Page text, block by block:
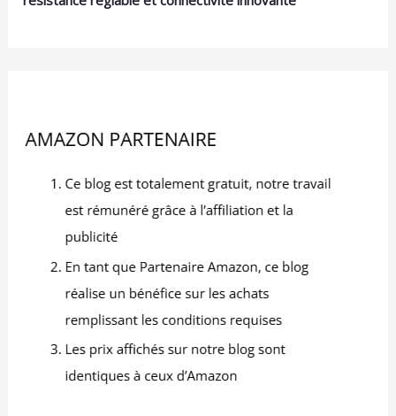
Design idéal pour petit appartement, destiné à
l'entraînement individuel à
principaux atouts d'équipements de fitness à
domicile ISE, répondant ainsi au problème majeur
du manque d'espace de rangement. Grâce à sa
technologie de pliage simple et rapide, il prend
gagner un espace précieux. Banc musculation
léger et équipé de pieds antidérapants, il protège
vos sols des rayures. Utilisation optimale : ISE met
l'accent sur le concept de « salle de sport à
professionnel dans un espace équivalent à la
surface de quatre carreaux de céramique. 👍Bon
Service: S'il y a des problèmes lors de l'installation